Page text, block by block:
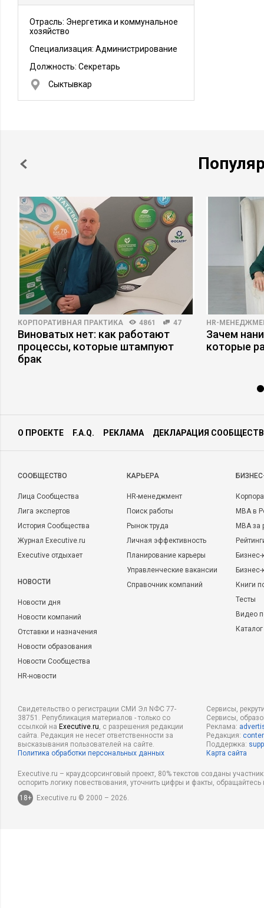
Отрасль: Энергетика и коммунальное
хозяйство
Специализация: Администрирование
Должность: Секретарь
Сыктывкар
КОРПОРАТИВНАЯ ПРАКТИКА 4861 47
Виноватых нет: как работают
процессы, которые штампуют
брак
HR-
Зачем
которые
О ПРОЕКТЕ F.A.Q. РЕКЛАМА ДЕКЛАРАЦИЯ
CООБЩЕСТВО
Лица Сообщества
Лига экспертов
История Сообщества
Журнал Executive.ru
Executive отдыхает
НОВОСТИ
Новости дня
Новости компаний
Отставки и назначения
Новости образования
Новости Сообщества
HR-новости
КАРЬЕРА
HR-менеджмент
Поиск работы
Рынок труда
Личная эффективность
Планирование карьеры
Управленческие вакансии
Справочник компаний
MBA в
MBA
Бизнес-
Книги
Тесты
Видео
Свидетельство о регистрации СМИ Эл NФС 77-
38751. Републикация материалов - только со
ссылкой на Executive.ru, с разрешения редакции
сайта. Редакция не несет ответственности за
высказывания пользователей на сайте.
Политика обработки персональных данных
Сервисы,
Сервисы,
Реклама:
Редакция:
Поддержка:
Карта сайта
Executive.ru – краудсорсинговый проект, 80% текстов созданы
оспорить логику повествования, уточнить цифры и факты,
18+
Executive.ru © 2000 – 2026.